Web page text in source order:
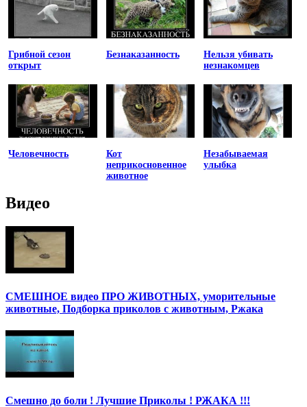
Грибной сезон
открыт
Безнаказанность
Нельзя убивать
незнакомцев
Человечность
Кот
неприкосновенное
животное
Незабываемая
улыбка
Видео
СМЕШНОЕ видео ПРО ЖИВОТНЫХ, уморительные
животные, Подборка приколов с животным, Ржака
Смешно до боли ! Лучшие Приколы ! РЖАКА !!!